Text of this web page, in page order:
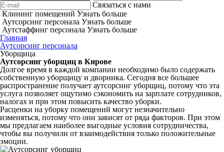
Связаться с нами
Клининг помещений Узнать больше
Аутсорсинг персонала Узнать больше
Аутстаффинг персонала Узнать больше
Главная
Аутсорсинг персонала
Уборщица
Аутсорсинг уборщиц в Кирове
Долгое время в каждой компании необходимо было содержать
собственную уборщицу и дворника. Сегодня все большее
распространение получает аутсорсинг уборщиц, потому что эта
услуга позволяет ощутимо сэкономить на зарплате сотрудников,
налогах и при этом повысить качество уборки.
Расценки на уборку помещений могут незначительно
изменяться, потому что они зависят от ряда факторов. При этом
мы предлагаем наиболее выгодные условия сотрудничества,
чтобы вы получили от взаимодействия только положительные
эмоции.